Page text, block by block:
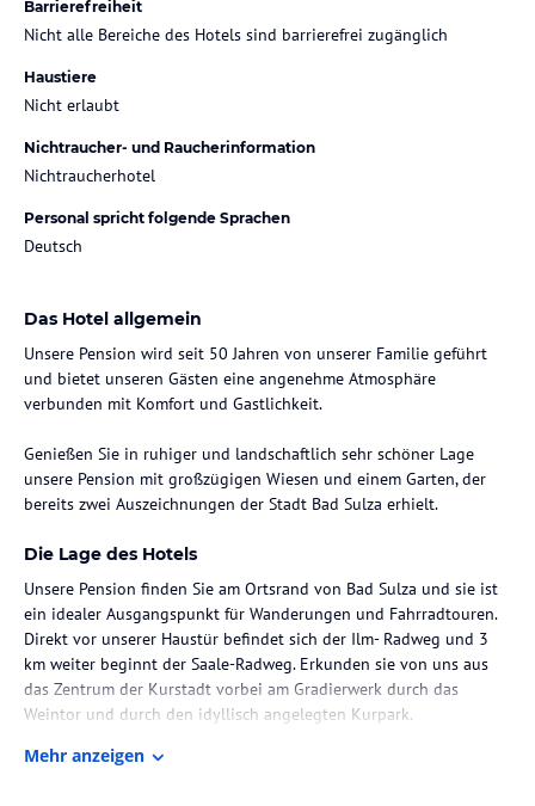
Barrierefreiheit
Nicht alle Bereiche des Hotels sind barrierefrei zugänglich
Haustiere
Nicht erlaubt
Nichtraucher- und Raucherinformation
Nichtraucherhotel
Personal spricht folgende Sprachen
Deutsch
Das Hotel allgemein
Unsere Pension wird seit 50 Jahren von unserer Familie geführt
und bietet unseren Gästen eine angenehme Atmosphäre
verbunden mit Komfort und Gastlichkeit.
Genießen Sie in ruhiger und landschaftlich sehr schöner Lage
unsere Pension mit großzügigen Wiesen und einem Garten, der
bereits zwei Auszeichnungen der Stadt Bad Sulza erhielt.
Die Lage des Hotels
Unsere Pension finden Sie am Ortsrand von Bad Sulza und sie ist
ein idealer Ausgangspunkt für Wanderungen und Fahrradtouren.
Direkt vor unserer Haustür befindet sich der Ilm- Radweg und 3
km weiter beginnt der Saale-Radweg. Erkunden sie von uns aus
das Zentrum der Kurstadt vorbei am Gradierwerk durch das
Weintor und durch den idyllisch angelegten Kurpark.
Zimmer / Unterbringung im Hotel
Mehr anzeigen